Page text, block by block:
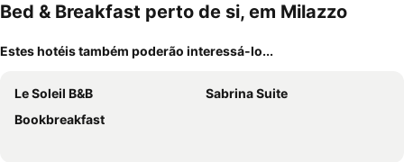
Bed & Breakfast perto de si, em Milazzo
Estes hotéis também poderão interessá-lo...
Le Soleil B&B
Sabrina Suite
Bookbreakfast